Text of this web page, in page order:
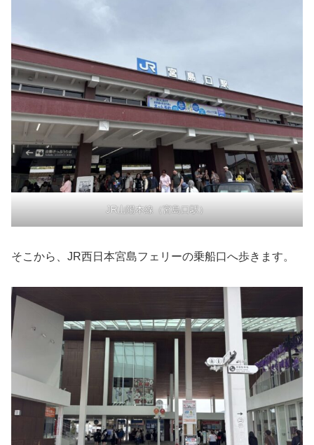
JR山陽本線（宮島口駅）
そこから、JR西日本宮島フェリーの乗船口へ歩きます。